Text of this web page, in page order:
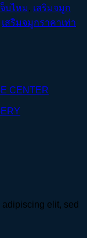
บไหม, เสริมจมูก
เสริมจมูกราคาเท่า
CENTER
adipiscing elit, sed